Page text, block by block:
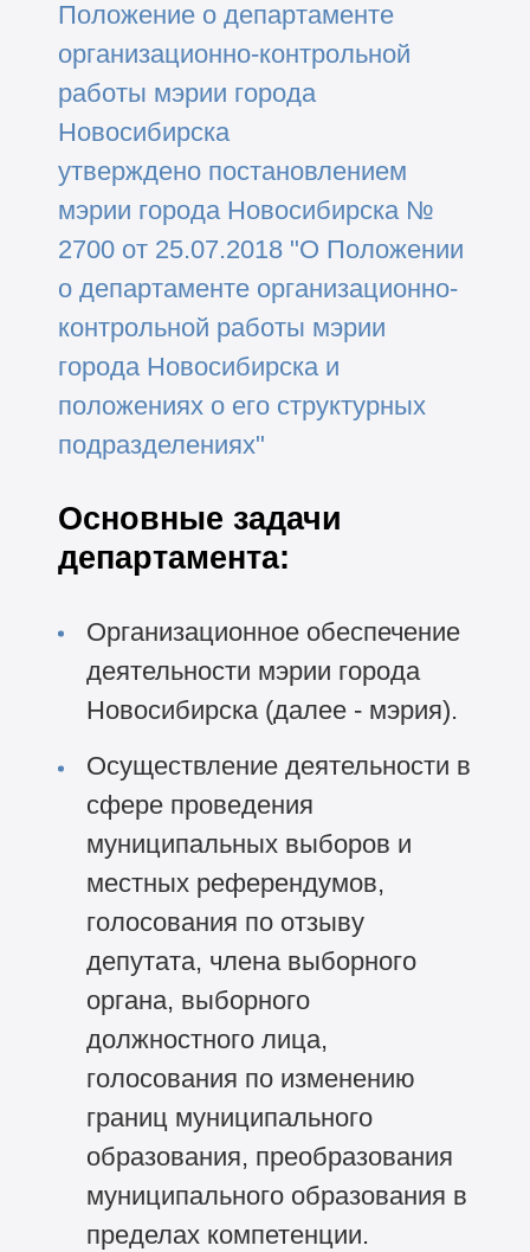
Положение о департаменте
организационно-контрольной
работы мэрии города
Новосибирска
утверждено постановлением
мэрии города Новосибирска №
2700 от 25.07.2018 "О Положении
о департаменте организационно-
контрольной работы мэрии
города Новосибирска и
положениях о его структурных
подразделениях"
Основные задачи
департамента:
Организационное обеспечение
деятельности мэрии города
Новосибирска (далее - мэрия).
Осуществление деятельности в
сфере проведения
муниципальных выборов и
местных референдумов,
голосования по отзыву
депутата, члена выборного
органа, выборного
должностного лица,
голосования по изменению
границ муниципального
образования, преобразования
муниципального образования в
пределах компетенции.